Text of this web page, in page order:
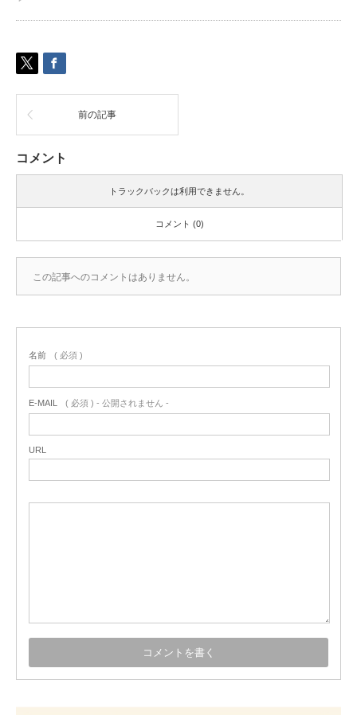
前の記事
コメント
トラックバックは利用できません。
コメント (0)
この記事へのコメントはありません。
名前 ( 必須 )
E-MAIL ( 必須 ) - 公開されません -
URL